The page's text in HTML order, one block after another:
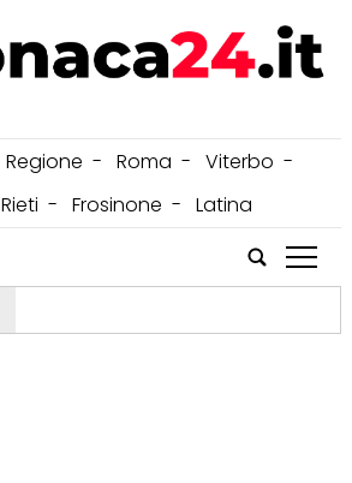
Regione Roma
Viterbo
Rieti Frosinone
Latina
tap